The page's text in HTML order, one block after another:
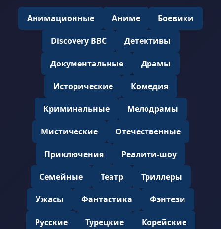
Анимационные Аниме Боевики
Discovery BBC Детективы
Документальные Драмы
Исторические Комедия
Криминальные Мелодрамы
Мистические Отечественные
Приключения Реалити-шоу
Семейные Театр Триллеры
Ужасы Фантастика Фэнтези
Русские Турецкие Корейские